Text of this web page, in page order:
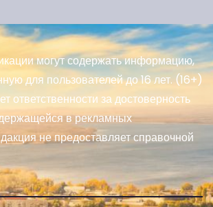
могут содержать информацию,
для пользователей до 16 лет. (16+)
ответственности за достоверность
в рекламных
не предоставляет справочной